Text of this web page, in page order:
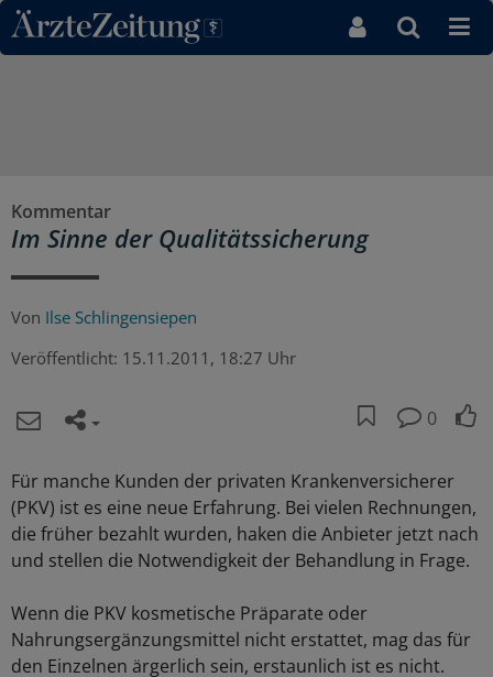
Direkt zum Inhaltsbereich
Kommentar
Im Sinne der Qualitätssicherung
Von Ilse Schlingensiepen
Veröffentlicht: 15.11.2011, 18:27 Uhr
0
Für manche Kunden der privaten Krankenversicherer
(PKV) ist es eine neue Erfahrung. Bei vielen Rechnungen,
die früher bezahlt wurden, haken die Anbieter jetzt nach
und stellen die Notwendigkeit der Behandlung in Frage.
Wenn die PKV kosmetische Präparate oder
Nahrungsergänzungsmittel nicht erstattet, mag das für
den Einzelnen ärgerlich sein, erstaunlich ist es nicht.